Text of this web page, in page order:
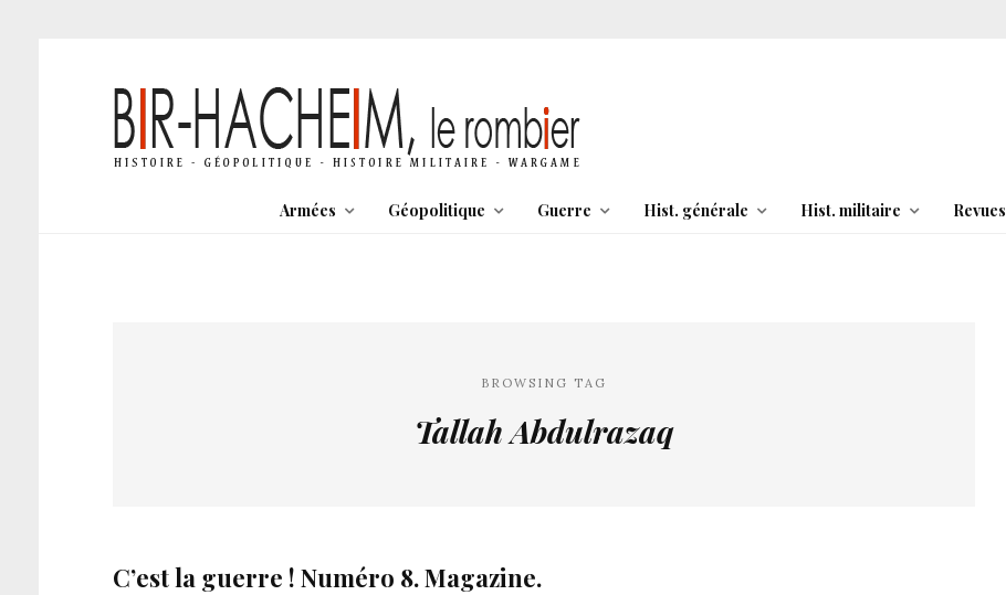
Armées Géopolitique Guerre Hist. générale Hist. militaire Revues
BROWSING TAG
Tallah Abdulrazaq
C’est la guerre ! Numéro 8. Magazine.